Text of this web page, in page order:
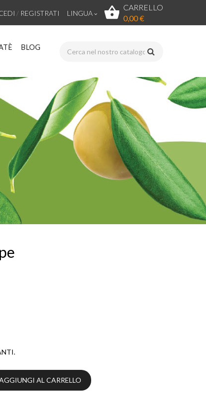
REGISTRATI LINGUA
CARRELLO
0,00 €
BLOG
AL CARRELLO